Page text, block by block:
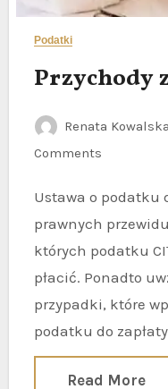
Podatki
Przychody
Renata Kowalska
Comments
Ustawa o podatku dochodowym od osób
prawnych
których podatku
płacić. Ponadto
przypadki, które
podatku do
Read More